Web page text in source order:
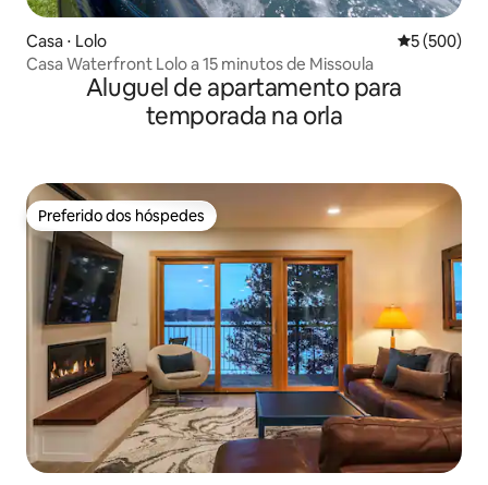
Casa ⋅ Lolo 5 de uma
5 (500)
Casa Waterfront Lolo a 15 minutos de Missoula
Aluguel de apartamento para
temporada na orla
Preferido dos hóspedes
Preferido dos hóspedes